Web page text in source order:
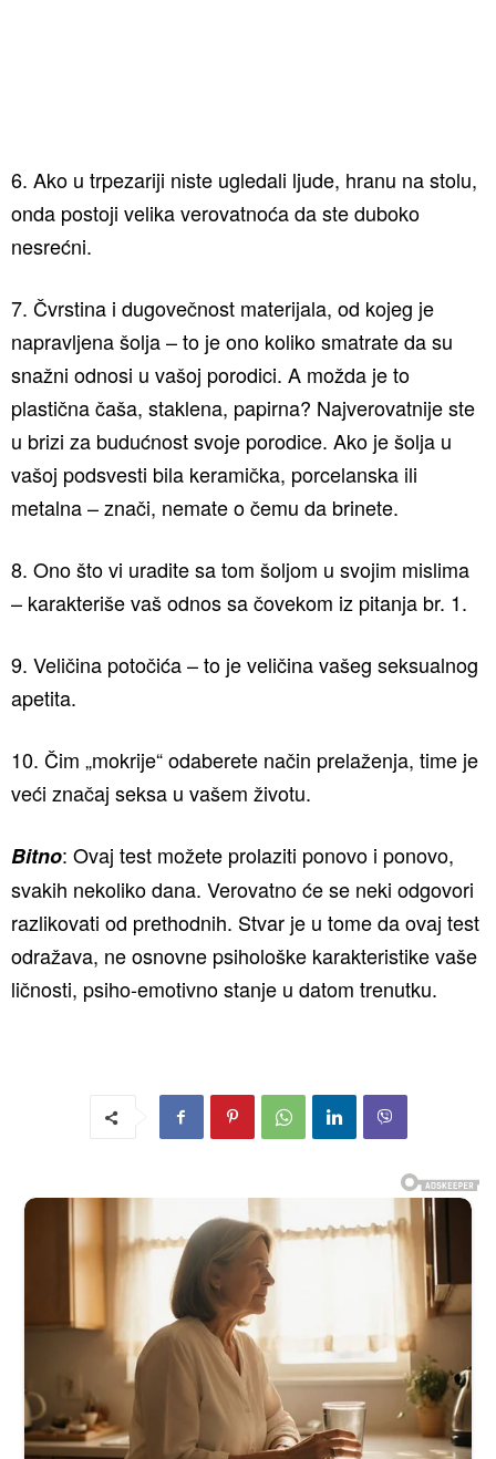
6. Ako u trpezariji niste ugledali ljude, hranu na stolu,
onda postoji velika verovatnoća da ste duboko
nesrećni.
7. Čvrstina i dugovečnost materijala, od kojeg je
napravljena šolja – to je ono koliko smatrate da su
snažni odnosi u vašoj porodici. A možda je to
plastična čaša, staklena, papirna? Najverovatnije ste
u brizi za budućnost svoje porodice. Ako je šolja u
vašoj podsvesti bila keramička, porcelanska ili
metalna – znači, nemate o čemu da brinete.
8. Ono što vi uradite sa tom šoljom u svojim mislima
– karakteriše vaš odnos sa čovekom iz pitanja br. 1.
9. Veličina potočića – to je veličina vašeg seksualnog
apetita.
10. Čim „mokrije“ odaberete način prelaženja, time je
veći značaj seksa u vašem životu.
Bitno: Ovaj test možete prolaziti ponovo i ponovo,
svakih nekoliko dana. Verovatno će se neki odgovori
razlikovati od prethodnih. Stvar je u tome da ovaj test
odražava, ne osnovne psihološke karakteristike vaše
ličnosti, psiho-emotivno stanje u datom trenutku.